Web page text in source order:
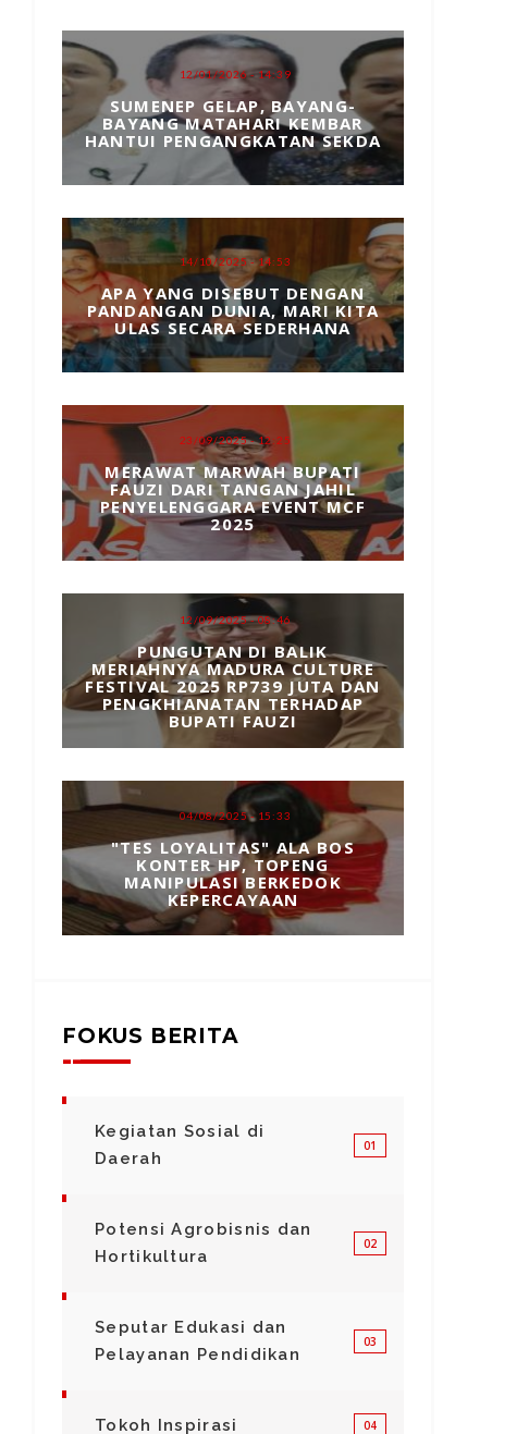
12/01/2026 - 14:39
SUMENEP GELAP, BAYANG-
BAYANG MATAHARI KEMBAR
HANTUI PENGANGKATAN SEKDA
14/10/2025 - 14:53
APA YANG DISEBUT DENGAN
PANDANGAN DUNIA, MARI KITA
ULAS SECARA SEDERHANA
23/09/2025 - 12:25
MERAWAT MARWAH BUPATI
FAUZI DARI TANGAN JAHIL
PENYELENGGARA EVENT MCF
2025
12/09/2025 - 08:46
PUNGUTAN DI BALIK
MERIAHNYA MADURA CULTURE
FESTIVAL 2025 RP739 JUTA DAN
PENGKHIANATAN TERHADAP
BUPATI FAUZI
04/08/2025 - 15:33
"TES LOYALITAS" ALA BOS
KONTER HP, TOPENG
MANIPULASI BERKEDOK
KEPERCAYAAN
FOKUS BERITA
Kegiatan Sosial di
Daerah
01
Potensi Agrobisnis dan
Hortikultura
02
Seputar Edukasi dan
Pelayanan Pendidikan
03
Tokoh Inspirasi 04